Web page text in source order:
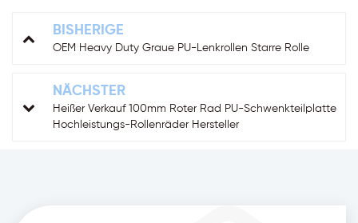
BISHERIGE
OEM Heavy Duty Graue PU-Lenkrollen Starre Rolle
NÄCHSTER
Heißer Verkauf 100mm Roter Rad PU-Schwenkteilplatte
Hochleistungs-Rollenräder Hersteller